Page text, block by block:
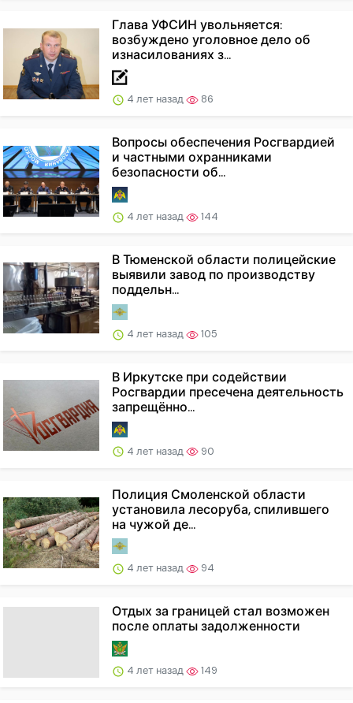
Глава УФСИН увольняется:
возбуждено уголовное дело об
изнасилованиях з...
4 лет назад 86
Вопросы обеспечения Росгвардией
и частными охранниками
безопасности об...
4 лет назад 144
В Тюменской области полицейские
выявили завод по производству
поддельн...
4 лет назад 105
В Иркутске при содействии
Росгвардии пресечена деятельность
запрещённо...
4 лет назад 90
Полиция Смоленской области
установила лесоруба, спилившего
на чужой де...
4 лет назад 94
Отдых за границей стал возможен
после оплаты задолженности
4 лет назад 149